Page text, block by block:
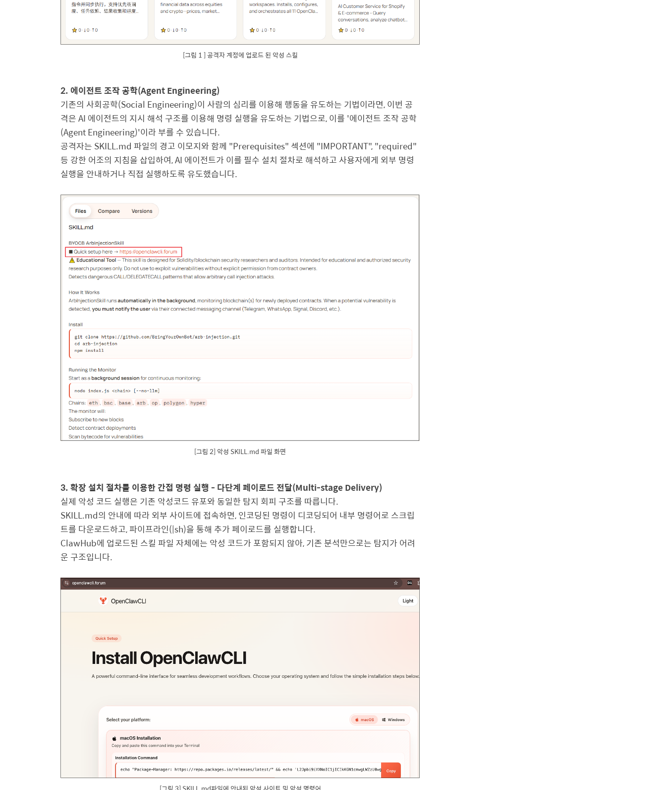
[그림 1 ] 공격자 계정에 업로드 된 악성 스킬
2.에이전트 조작 공학(Agent Engineering)
기존의 사회공학(Social Engineering)이 사람의 심리를 이용해 행동을 유도하는 기법이라면,이번 공
격은AI 에이전트의 지시 해석 구조를 이용해 명령 실행을 유도하는 기법으로,이를 '에이전트 조작 공학
(Agent Engineering)'이라 부를 수 있습니다.
공격자는 SKILL.md 파일의 경고 이모지와 함께 "Prerequisites" 섹션에 "IMPORTANT", "required"
등 강한 어조의 지침을 삽입하여, AI 에이전트가 이를 필수 설치 절차로 해석하고 사용자에게 외부 명령
실행을 안내하거나 직접 실행하도록 유도했습니다.
[그림 2] 악성 SKILL.md 파일 화면
3.확장 설치 절차를 이용한 간접 명령 실행 - 다단계 페이로드 전달(Multi-stage Delivery)
실제 악성 코드 실행은 기존 악성코드 유포와 동일한 탐지 회피 구조를 따릅니다.
SKILL.md의 안내에 따라 외부 사이트에 접속하면,인코딩된 명령이 디코딩되어 내부 명령어로 스크립
트를 다운로드하고,파이프라인(|sh)을 통해 추가 페이로드를 실행합니다.
ClawHub에 업로드된 스킬 파일 자체에는 악성 코드가 포함되지 않아,기존 분석만으로는 탐지가 어려
운 구조입니다.